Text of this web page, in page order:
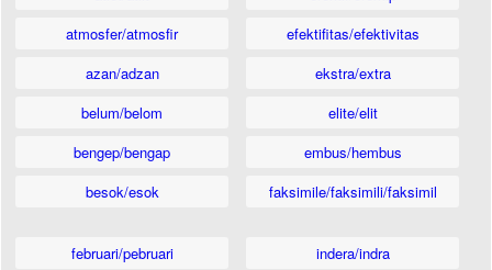
atmosfer/atmosfir
azan/adzan
belum/belom
bengep/bengap
besok/esok
efektifitas/efektivitas
ekstra/extra
elite/elit
embus/hembus
faksimile/faksimili/faksimil
februari/pebruari
indera/indra